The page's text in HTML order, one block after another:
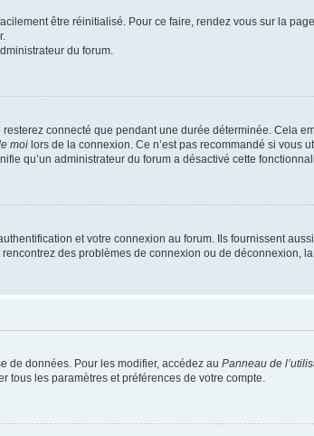
être réinitialisé. Pour ce faire, rendez vous sur la
du forum.
connecté que pendant une durée déterminée. Cela
moi lors de la connexion. Ce n’est pas recommandé si vous
qu’un administrateur du forum a désactivé cette
et votre connexion au forum. Ils fournissent
des problèmes de connexion ou de déconnexion,
de données. Pour les modifier, accédez au Panneau de
tous les paramètres et préférences de votre compte.